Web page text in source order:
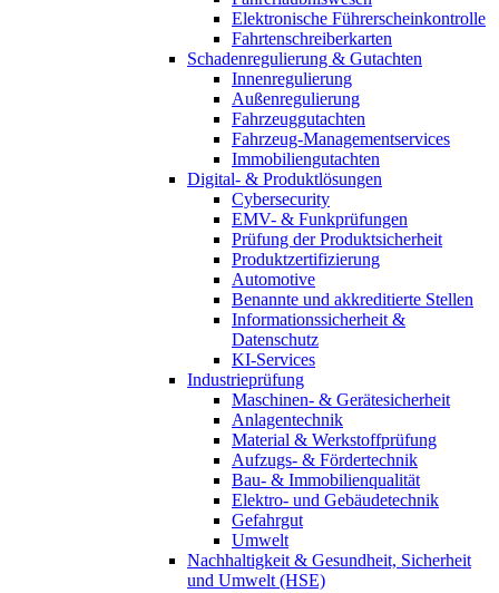
Elektronische Führerscheinkontrolle
Fahrtenschreiberkarten
Schadenregulierung & Gutachten
Innenregulierung
Außenregulierung
Fahrzeuggutachten
Fahrzeug-Managementservices
Immobiliengutachten
Digital- & Produktlösungen
Cybersecurity
EMV- & Funkprüfungen
Prüfung der Produktsicherheit
Produktzertifizierung
Automotive
Benannte und akkreditierte Stellen
Informationssicherheit &
Datenschutz
KI-Services
Industrieprüfung
Maschinen- & Gerätesicherheit
Anlagentechnik
Material & Werkstoffprüfung
Aufzugs- & Fördertechnik
Bau- & Immobilienqualität
Elektro- und Gebäudetechnik
Gefahrgut
Umwelt
Nachhaltigkeit & Gesundheit, Sicherheit
und Umwelt (HSE)